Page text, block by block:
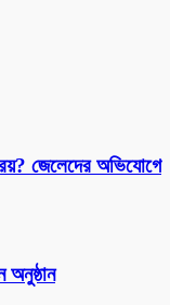
জেলেদের অভিযোগে
অনুষ্ঠান